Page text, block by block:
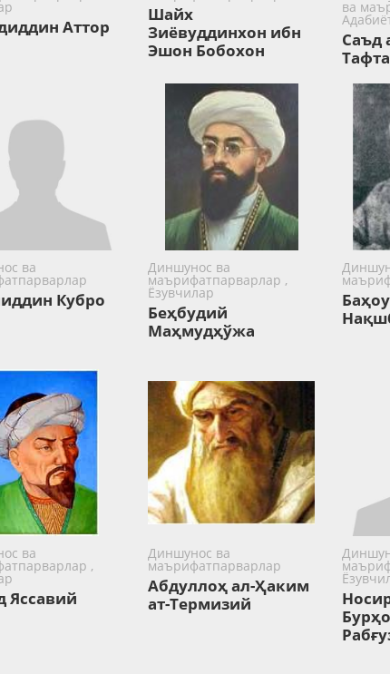
Аттор
Шайх
Зиёвуддинхон ибн
Эшон Бобохон
ва
Саъд
ва
Кубро
Диншунос ва
маърифатпарварлар ,
Ёзувчилар
Беҳбудий
Маҳмудҳўжа
ва
,
Яссавий
Диншунос ва
маърифатпарварлар
Абдуллоҳ ал-Ҳаким
ат-Термизий